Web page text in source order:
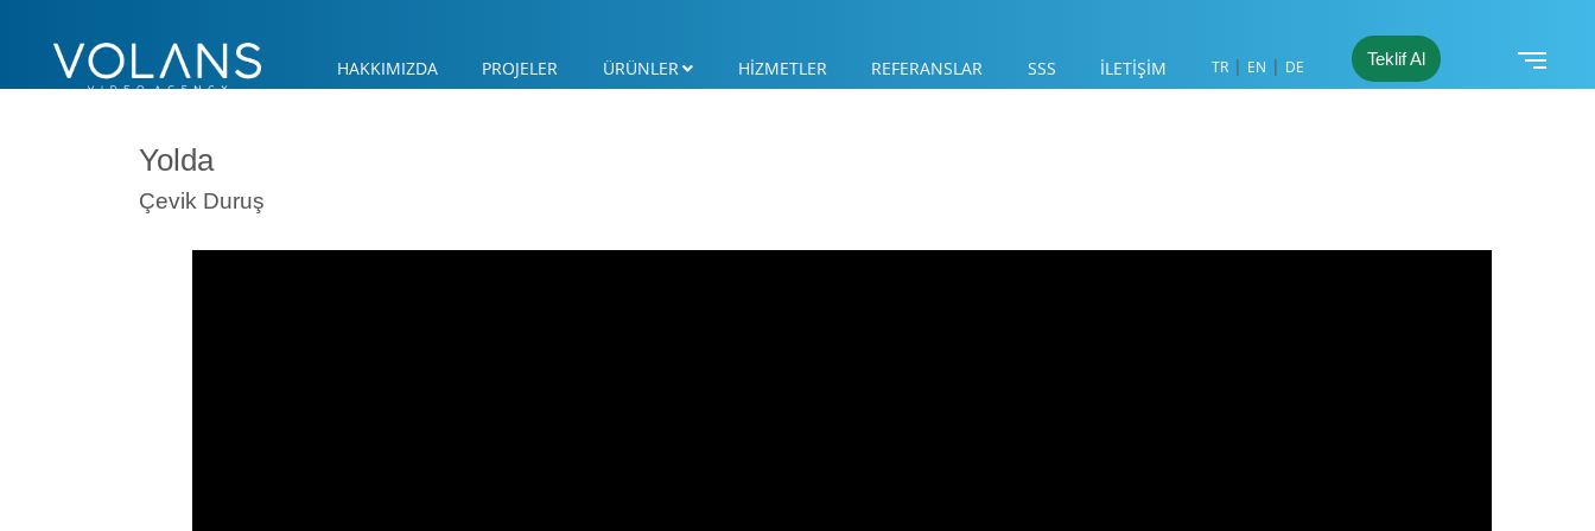
HAKKIMIZDA PROJELER ÜRÜNLER HİZMETLER REFERANSLAR SSS İLETİŞİM TR| EN | DE Teklif Al
Yolda
Çevik Duruş